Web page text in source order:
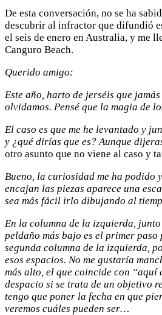
De esta conversación, no se ha
descubrir al infractor que difundió
el seis de enero en Australia, y me
Canguro Beach.
Querido amigo:
Este año, harto de jerséis que
olvidamos. Pensé que la magia de
El caso es que me he levantado y
y ¿qué dirías que es? Aunque
otro asunto que no viene al caso y
Bueno, la curiosidad me ha podido
encajan las piezas aparece una
sea más fácil irlo dibujando al
En la columna de la izquierda,
peldaño más bajo es el primer
segunda columna de la izquierda,
esos espacios. No me gustaría
más alto, el que coincide con “aquí
despacio si se trata de un objetivo
tengo que poner la fecha en que
veremos cuáles pueden ser…